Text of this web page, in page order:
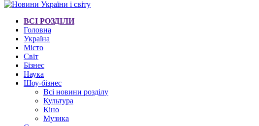
ВСІ РОЗДІЛИ
Головна
Україна
Місто
Світ
Бізнес
Наука
Шоу-бізнес
Всі новини розділу
Культура
Кіно
Музика